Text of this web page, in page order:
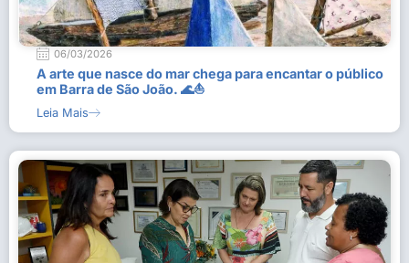
06/03/2026
A arte que nasce do mar chega para encantar o público
em Barra de São João. 🌊⛵
Leia Mais